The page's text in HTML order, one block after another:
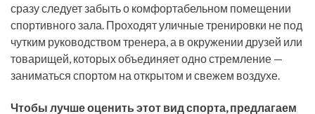
сразу следует забыть о комфортабельном помещении
спортивного зала. Проходят уличные тренировки не под
чутким руководством тренера, а в окружении друзей или
товарищей, которых объединяет одно стремление —
заниматься спортом на открытом и свежем воздухе.
Чтобы лучше оценить этот вид спорта, предлагаем